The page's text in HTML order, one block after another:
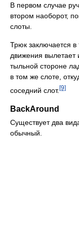
В первом случае
втором наоборот,
слоты.
Трюк заключается в
движения вылетает
тыльной стороне
в том же слоте,
соседний слот. [9]
BackAround
Существует два
обычный.